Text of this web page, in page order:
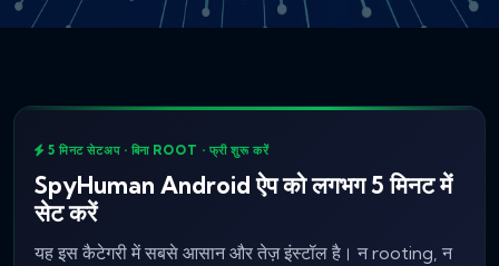
5 मिनट सेटअप • बिना ROOT • फ्री शुरू करें
SpyHuman Android ऐप को लगभग 5 मिनट में
सेट करें
यह इस कैटेगरी में सबसे आसान और तेज़ इंस्टॉल है। न rooting, न